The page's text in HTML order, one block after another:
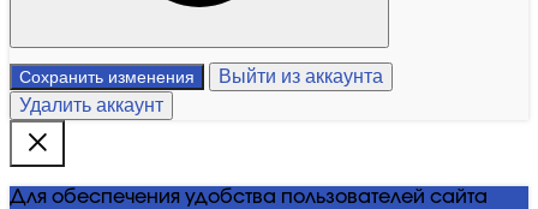
Сохранить изменения
Выйти из аккаунта
Удалить аккаунт
Для обеспечения удобства пользователей сайта